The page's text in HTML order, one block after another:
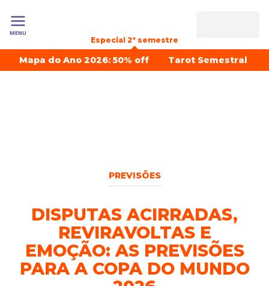
MENU
Especial 2º semestre
Mapa do Ano 2026: 50% off Tarot Semestral
PREVISÕES
DISPUTAS ACIRRADAS,
REVIRAVOLTAS E
EMOÇÃO: AS PREVISÕES
PARA A COPA DO MUNDO